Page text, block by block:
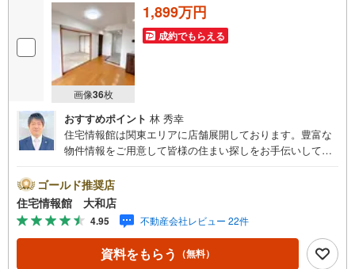
画像36枚
1,899万円
成約でもらえる
おすすめポイント 林 秀幸
住宅情報館は関東エリアに店舗展開しております。豊富な
物件情報をご用意して皆様の住まい探しをお手伝いしてお
さい。住宅ローン相談会も同時開催中無理のない住宅ロー
ンの試算やご購入の際にかかる諸費用の概算も行っており
ます。しっかりとした資金計画のアドバイスをさせて頂き
ますので、お気軽にご相談ください。
ゴールド推奨店
住宅情報館 大和店
4.95 不動産会社レビュー 22件
資料をもらう （無料）